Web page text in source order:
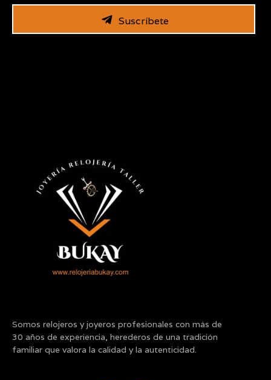
Suscríbete
Somos relojeros y joyeros profesionales con más de
30 años de experiencia, herederos de una tradición
familiar que valora la calidad y la autenticidad.